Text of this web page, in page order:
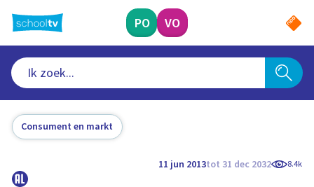
naar
hoofdinhoud
PO VO
Consument en markt
11 jun 2013tot 31 dec 2032 8.4k